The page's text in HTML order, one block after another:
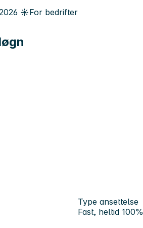
☀️For bedrifter
Type ansettelse
Fast, heltid 100%